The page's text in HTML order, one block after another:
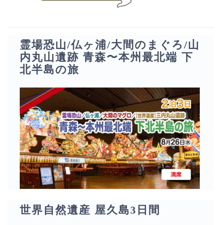
霊場恐山/仏ヶ浦/大間のまぐろ/山
内丸山遺跡 青森〜本州最北端 下
北半島の旅
世界自然遺産 屋久島3日間